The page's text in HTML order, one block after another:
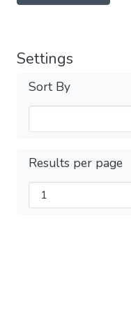
Settings
Sort By
Results per page